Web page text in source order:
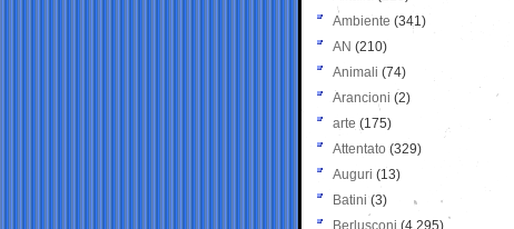
Ambiente (341)
AN (210)
Animali (74)
Arancioni (2)
arte (175)
Attentato (329)
Auguri (13)
Batini (3)
Berlusconi (4.295)